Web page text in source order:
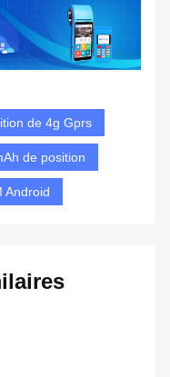
de 4g Gprs
de position
Android